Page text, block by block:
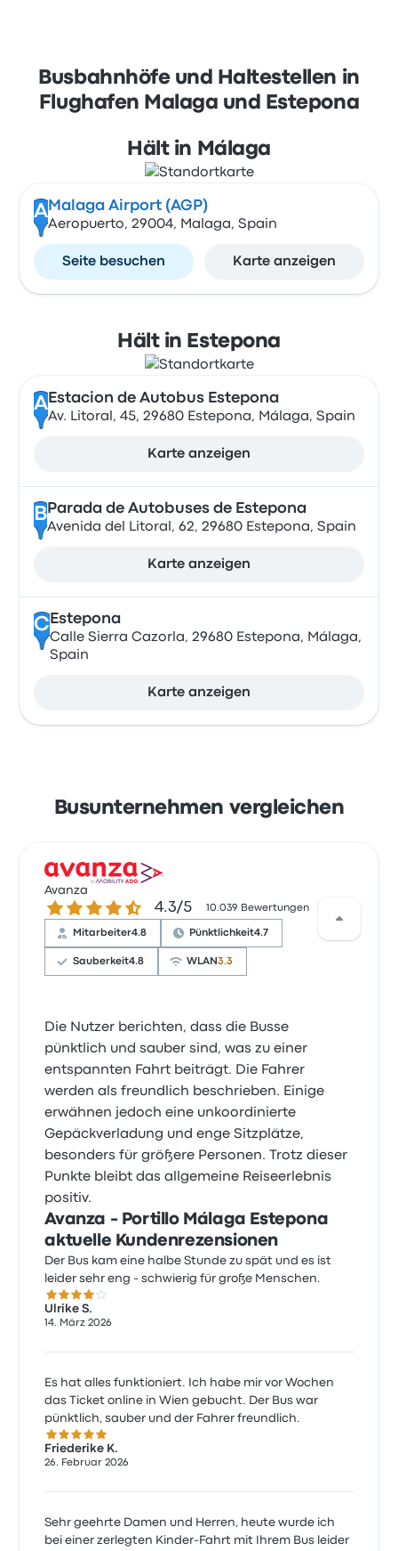
Busbahnhöfe und Haltestellen in
Flughafen Malaga und Estepona
Hält in Málaga
A Malaga Airport (AGP)
Aeropuerto, 29004, Malaga, Spain
Seite besuchen Karte anzeigen
Hält in Estepona
A Estacion de Autobus Estepona
Av. Litoral, 45, 29680 Estepona, Málaga, Spain
Karte anzeigen
B Parada de Autobuses de Estepona
Avenida del Litoral, 62, 29680 Estepona, Spain
Karte anzeigen
CEstepona
Calle Sierra Cazorla, 29680 Estepona, Málaga,
Spain
Karte anzeigen
Busunternehmen vergleichen
Avanza
4.3 von 5 Sternen4.3/5 10.039 Bewertungen
Mitarbeiter4.8 Pünktlichkeit4.7
Sauberkeit4.8 WLAN3.3
Die Nutzer berichten, dass die Busse
pünktlich und sauber sind, was zu einer
entspannten Fahrt beiträgt. Die Fahrer
werden als freundlich beschrieben. Einige
erwähnen jedoch eine unkoordinierte
Gepäckverladung und enge Sitzplätze,
besonders für größere Personen. Trotz dieser
Punkte bleibt das allgemeine Reiseerlebnis
positiv.
Avanza - Portillo Málaga Estepona
aktuelle Kundenrezensionen
Der Bus kam eine halbe Stunde zu spät und es ist
leider sehr eng - schwierig für große Menschen.
4.0 von 5 Sternen
Ulrike S.
14. März 2026
Es hat alles funktioniert. Ich habe mir vor Wochen
das Ticket online in Wien gebucht. Der Bus war
pünktlich, sauber und der Fahrer freundlich.
5.0 von 5 Sternen
Friederike K.
26. Februar 2026
Sehr geehrte Damen und Herren, heute wurde ich
bei einer zerlegten Kinder-Fahrt mit Ihrem Bus leider